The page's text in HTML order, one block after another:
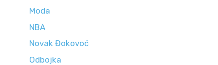
Moda
NBA
Novak Đokovoć
Odbojka